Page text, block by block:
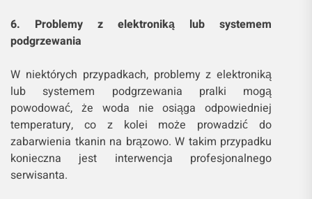
6. Problemy z elektroniką lub systemem
podgrzewania
W niektórych przypadkach, problemy z elektroniką
lub systemem podgrzewania pralki mogą
powodować, że woda nie osiąga odpowiedniej
temperatury, co z kolei może prowadzić do
zabarwienia tkanin na brązowo. W takim przypadku
konieczna jest interwencja profesjonalnego
serwisanta.